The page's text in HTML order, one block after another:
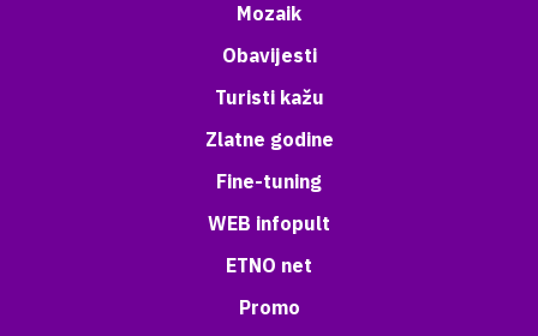
Mozaik
Obavijesti
Turisti kažu
Zlatne godine
Fine-tuning
WEB infopult
ETNO net
Promo